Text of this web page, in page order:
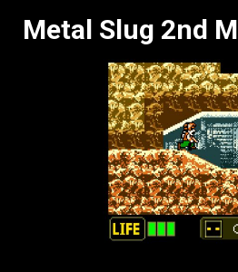
Metal Slug 2nd